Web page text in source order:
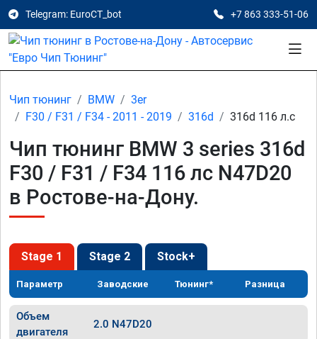
Telegram: EuroCT_bot +7 863 333-51-06
Чип тюнинг BMW
3er
F30 / F31 / F34 - 2011 - 2019
316d 316d 116 л.с
Чип тюнинг BMW 3 series 316d
F30 / F31 / F34 116 лс N47D20
в Ростове-на-Дону.
Stage 1 Stage 2 Stock+
Параметр Заводские Тюнинг* Разница
Объем
двигателя
2.0 N47D20